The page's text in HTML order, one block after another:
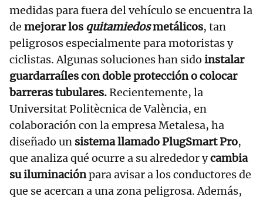
medidas para fuera del vehículo se encuentra la
de mejorar los quitamiedosmetálicos, tan
peligrosos especialmente para motoristas y
ciclistas. Algunas soluciones han sido instalar
guardarraíles con doble protección o colocar
barreras tubulares.Recientemente, la
Universitat Politècnica de València, en
colaboración con la empresa Metalesa, ha
diseñado un sistema llamado PlugSmart Pro,
que analiza qué ocurre a su alrededor ycambia
su iluminaciónpara avisar a los conductores de
que se acercan a una zona peligrosa. Además,